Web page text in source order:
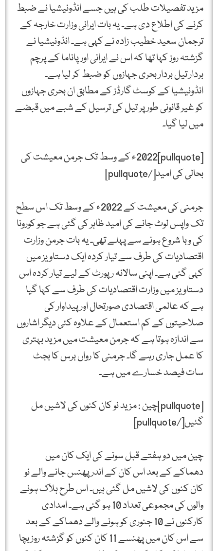
مزید تفصیلات طلب کی ہیں جسے انڈونیشیا نے ضبط
کرنے کی اطلاع دی ہے۔ یہ بات ایرانی وزارت خارجہ کے
ترجمان سعید خطیب زادہ نے کہی ہے۔ انڈونیشیا نے
گزشتہ روز کہا تھا کہ اس نے ایرانی اور پاناما کے پرچم
بردار تیل بردار بحری جہازوں کو ضبط کر لیا ہے۔
انڈونیشیا کے کوسٹ گارڈز کے مطابق ان بحری جہازوں
کو غیر قانونی طور پر تیل کی ترسیل کے شبے میں قبضے
میں لیا گیا۔
[pullquote]2022ء کے وسط تک جرمن معیشت کی
بحالی کی امید[/pullquote]
جرمنی کی معیشت کے 2022ء کے وسط تک اس سطح
تک واپس لوٹ جانے کی امید ظاہر کی گئی ہے جو کورونا
کی وبا شروع ہونے سے پہلے تھی۔ یہ بات جرمن وزارت
اقتصادیات کی طرف سے تیار کردہ ایک دستاویز میں
کہی گئی ہے۔ اپنی سالانہ رپورٹ کے لیے تیار کردہ اس
دستاویز میں وزارت اقتصادیات کی طرف سے کہا گیا
ہے کہ عالمی اقتصادی صورتحال اور پیداوار کی
صلاحیتوں کے کم استعمال کے علاوہ کئی دیگر اشاروں
سے اندازہ ہوتا ہے کہ جرمن معیشت میں مزید بہتری
کا عمل جاری رہے گا۔ جرمنی کا رواں برس کا بجٹ
سات فیصد خسارے میں ہے۔
[pullquote]چین : مزید نو کان کنوں کی لاشیں مل
گئیں[/pullquote]
چین میں دو ہفتے قبل سونے کی ایک کان میں
دھماکے کے بعد اس کان کے اندر پھنس جانے والے نو
کان کنوں کی لاشیں مل گئی ہیں۔ اس طرح ہلاک ہونے
والوں کی مجموعی تعداد 10 ہو گئی ہے۔ امدادی
کارکنوں نے 10 جنوری کو ہونے والے دھماکے کے بعد
سے اس کان میں پھنسے 11 کان کنوں کو گزشتہ روز بچا